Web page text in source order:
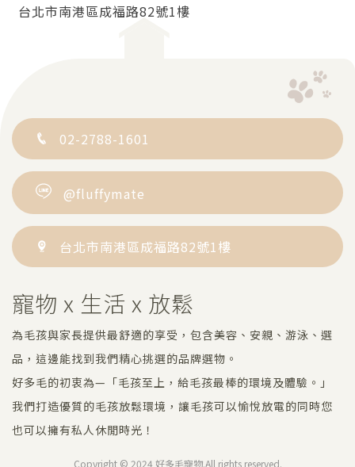
台北市南港區成福路82號1樓
02-2788-1601
@fluffymate
台北市南港區成福路82號1樓
寵物 x 生活 x 放鬆
為毛孩與家長提供最舒適的享受，包含美容、安親、游泳、選
品，這邊能找到我們精心挑選的品牌選物。
好多毛的初衷為—「毛孩至上，給毛孩最棒的環境及體驗。」
我們打造優質的毛孩放鬆環境，讓毛孩可以愉悅放電的同時您
也可以擁有私人休閒時光！
Copyright © 2024 好多毛寵物.All rights reserved.